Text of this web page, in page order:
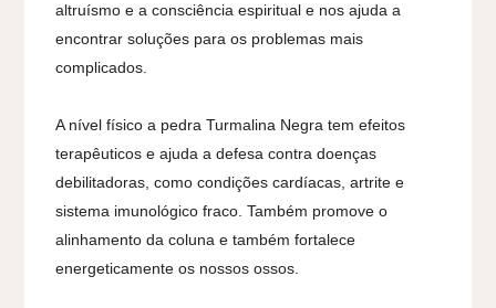
altruísmo e a consciência espiritual e nos ajuda a
encontrar soluções para os problemas mais
complicados.
A nível físico a pedra Turmalina Negra tem efeitos
terapêuticos e ajuda a defesa contra doenças
debilitadoras, como condições cardíacas, artrite e
sistema imunológico fraco. Também promove o
alinhamento da coluna e também fortalece
energeticamente os nossos ossos.